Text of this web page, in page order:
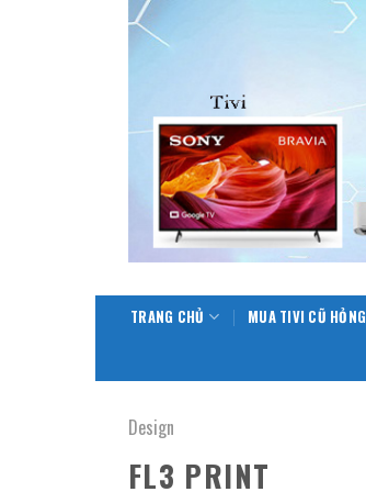
TRANG CHỦ MUA TIVI CŨ HỎNG
Design
FL3 PRINT